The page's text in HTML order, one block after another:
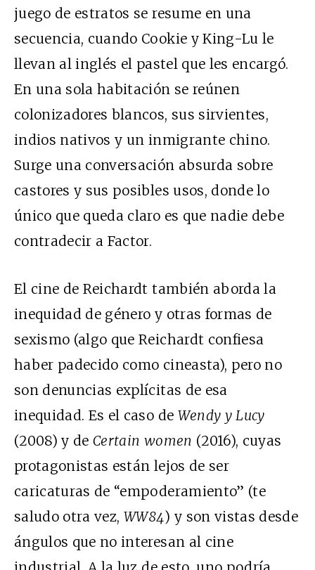
juego de estratos se resume en una
secuencia, cuando Cookie y King-Lu le
llevan al inglés el pastel que les encargó.
En una sola habitación se reúnen
colonizadores blancos, sus sirvientes,
indios nativos y un inmigrante chino.
Surge una conversación absurda sobre
castores y sus posibles usos, donde lo
único que queda claro es que nadie debe
contradecir a Factor.
El cine de Reichardt también aborda la
inequidad de género y otras formas de
sexismo (algo que Reichardt confiesa
haber padecido como cineasta), pero no
son denuncias explícitas de esa
inequidad. Es el caso de Wendy y Lucy
(2008) y deCertain women (2016), cuyas
protagonistas están lejos de ser
caricaturas de “empoderamiento” (te
saludo otra vez, WW84) y son vistas desde
ángulos que no interesan al cine